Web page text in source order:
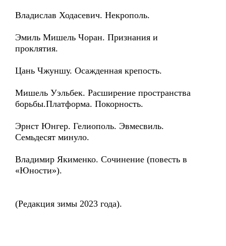
Владислав Ходасевич. Некрополь.
Эмиль Мишель Чоран. Признания и
проклятия.
Цань Чжуншу. Осажденная крепость.
Мишель Уэльбек. Расширение пространства
борьбы.Платформа. Покорность.
Эрнст Юнгер. Гелиополь. Эвмесвиль.
Семьдесят минуло.
Владимир Якименко. Сочинение (повесть в
«Юности»).
(Редакция зимы 2023 года).